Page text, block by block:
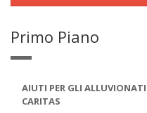
Primo Piano
AIUTI PER GLI
CARITAS